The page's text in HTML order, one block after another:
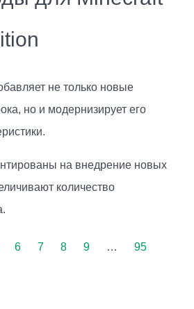
не только новые
но и модернизирует его
на внедрение новых
количество
6 7 8 9 …
95